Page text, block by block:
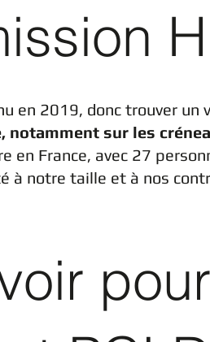
en 2019, donc trouver
notamment sur les
France, avec 27
à notre taille et à nos